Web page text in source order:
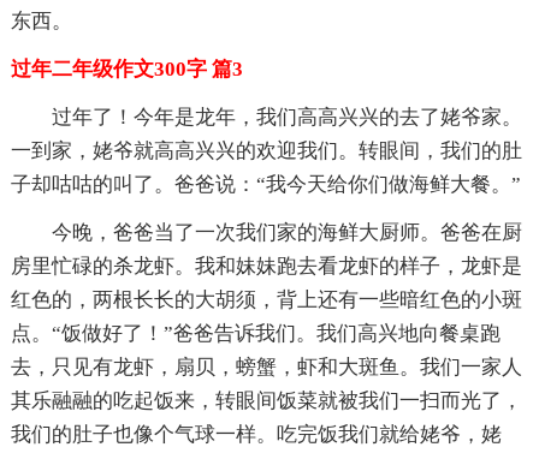
东西。
过年二年级作文300字 篇3
过年了！今年是龙年，我们高高兴兴的去了姥爷家。
一到家，姥爷就高高兴兴的欢迎我们。转眼间，我们的肚
子却咕咕的叫了。爸爸说：“我今天给你们做海鲜大餐。”
今晚，爸爸当了一次我们家的海鲜大厨师。爸爸在厨
房里忙碌的杀龙虾。我和妹妹跑去看龙虾的样子，龙虾是
红色的，两根长长的大胡须，背上还有一些暗红色的小斑
点。“饭做好了！”爸爸告诉我们。我们高兴地向餐桌跑
去，只见有龙虾，扇贝，螃蟹，虾和大斑鱼。我们一家人
其乐融融的吃起饭来，转眼间饭菜就被我们一扫而光了，
我们的肚子也像个气球一样。吃完饭我们就给姥爷，姥